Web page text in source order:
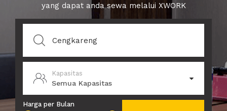
yang dapat anda sewa melalui XWORK
Kapasitas
Semua Kapasitas
Harga per Bulan